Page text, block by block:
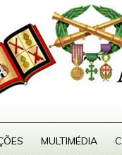
MULTIMÉDIA